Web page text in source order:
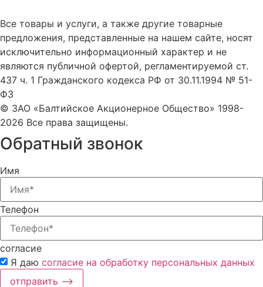
Все товары и услуги, а также другие товарные
предложения, представленные на нашем сайте, носят
исключительно информационный характер и не
являются публичной офертой, регламентируемой ст.
437 ч. 1 Гражданского кодекса РФ от 30.11.1994 № 51-
ФЗ
© ЗАО «Балтийское Акционерное Общество» 1998-
2026 Все права защищены.
Обратный звонок
Имя
Телефон
согласие
Я даю согласие на обработку персональных данных
отправить ⟶